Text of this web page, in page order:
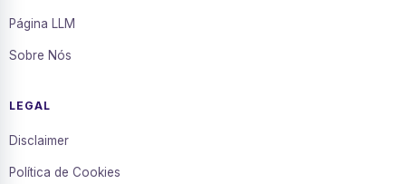
Página LLM
Sobre Nós
LEGAL
Disclaimer
Política de Cookies